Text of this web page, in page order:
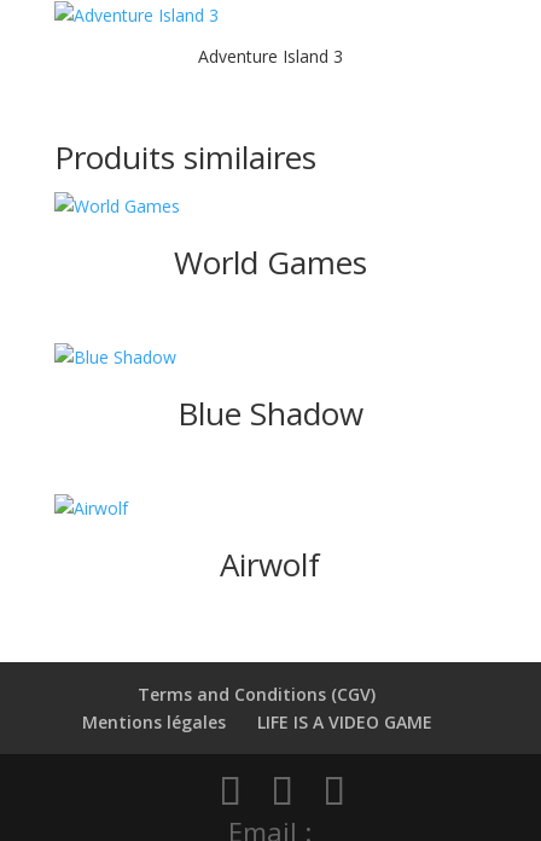
Adventure Island 3
Produits similaires
World Games
Blue Shadow
Airwolf
Terms and Conditions (CGV)
Mentions légales
LIFE IS A VIDEO GAME
Email :